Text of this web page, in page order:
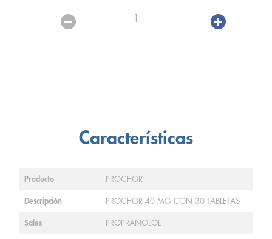
1
Características
Producto PROCHOR
Descripción PROCHOR 40 MG CON 30 TABLETAS
Sales PROPRANOLOL